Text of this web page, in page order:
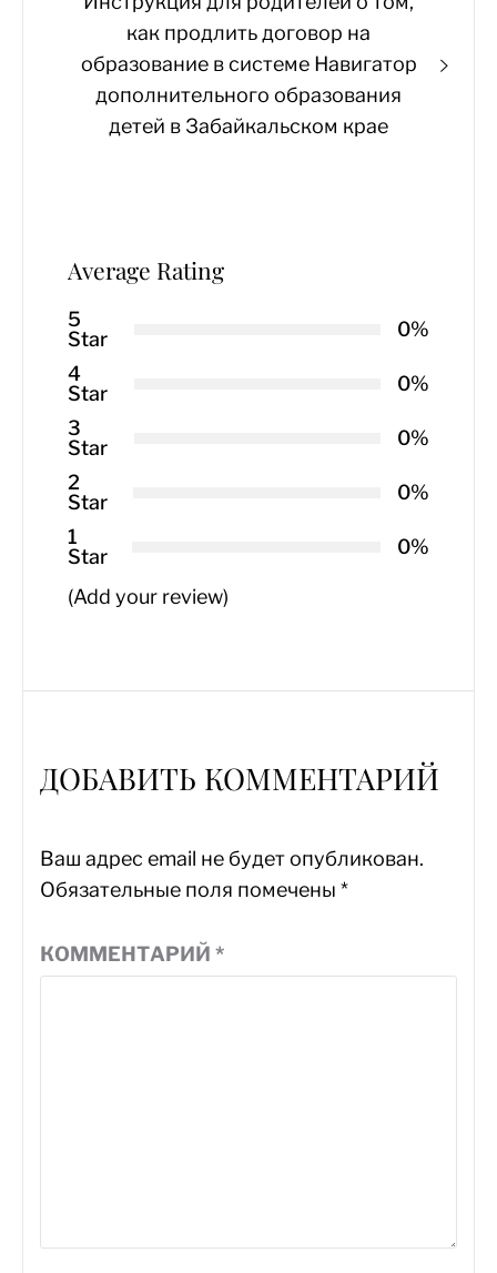
post:как продлить договор на
образование в системе Навигатор
дополнительного образования
детей в Забайкальском крае
Average Rating
5
Star
0%
4
Star
0%
3
Star
0%
2
Star
0%
1
Star
0%
(Add your review)
ДОБАВИТЬ КОММЕНТАРИЙ
Ваш адрес email не будет опубликован.
Обязательные поля помечены *
КОММЕНТАРИЙ *